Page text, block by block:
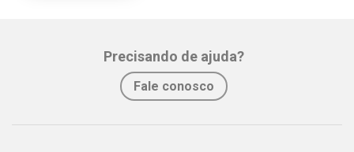
Precisando de ajuda?
Fale conosco